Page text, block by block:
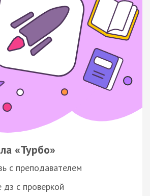
«Турбо»
с преподавателем
с проверкой